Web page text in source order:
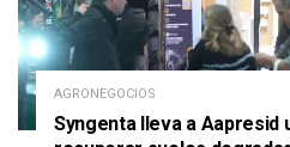
AGRONEGOCIOS
Syngenta lleva a Aapresid